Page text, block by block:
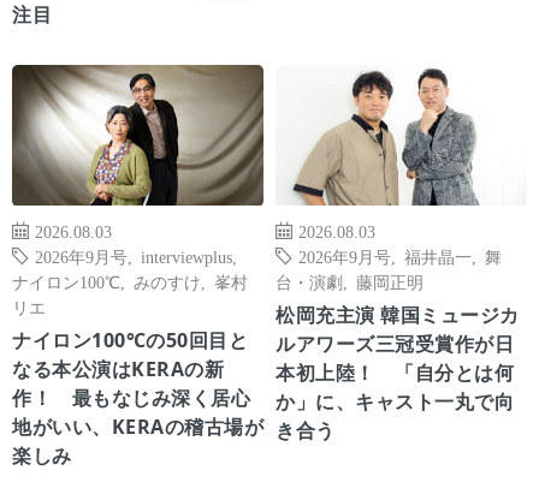
注目
2026.08.03
2026年9月号
interviewplus
ナイロン100℃
みのすけ
峯村
リエ
ナイロン100℃の50回目と
なる本公演はKERAの新
作！ 最もなじみ深く居心
地がいい、KERAの稽古場が
楽しみ
2026.08.03
2026年9月号
福井晶一
舞
台・演劇
藤岡正明
松岡充主演 韓国ミュージカ
ルアワーズ三冠受賞作が日
本初上陸！ 「自分とは何
か」に、キャスト一丸で向
き合う